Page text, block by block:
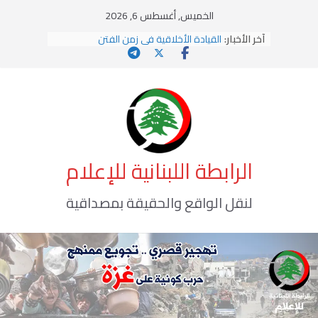
الخميس, أغسطس 6, 2026
آخر الأخبار:القيادة الأخلاقية في زمن الفتن
الاستلاب الثقافي وتحديات الهوية الإسلامية
يومَ يَفيضُ العَرَقُ
الرابطة اللبنانية للإعلام
لنقل الواقع والحقيقة بمصداقية